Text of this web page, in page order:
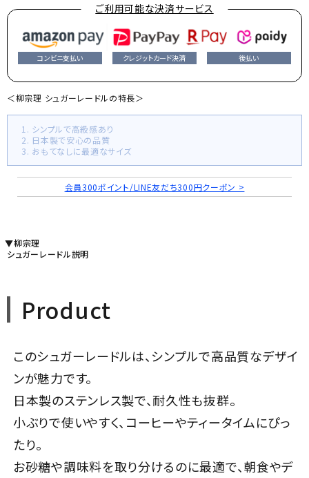
ご利用可能な決済サービス
コンビニ支払い クレジットカード決済 後払い
＜柳宗理 シュガーレードルの特長＞
1. シンプルで高級感あり
2. 日本製で安心の品質
3. おもてなしに最適なサイズ
会員300ポイント/LINE友だち300円クーポン >
▼柳宗理
シュガーレードル説明
Product
このシュガーレードルは、シンプルで高品質なデザイ
ンが魅力です。
日本製のステンレス製で、耐久性も抜群。
小ぶりで使いやすく、コーヒーやティータイムにぴっ
たり。
お砂糖や調味料を取り分けるのに最適で、朝食やデ